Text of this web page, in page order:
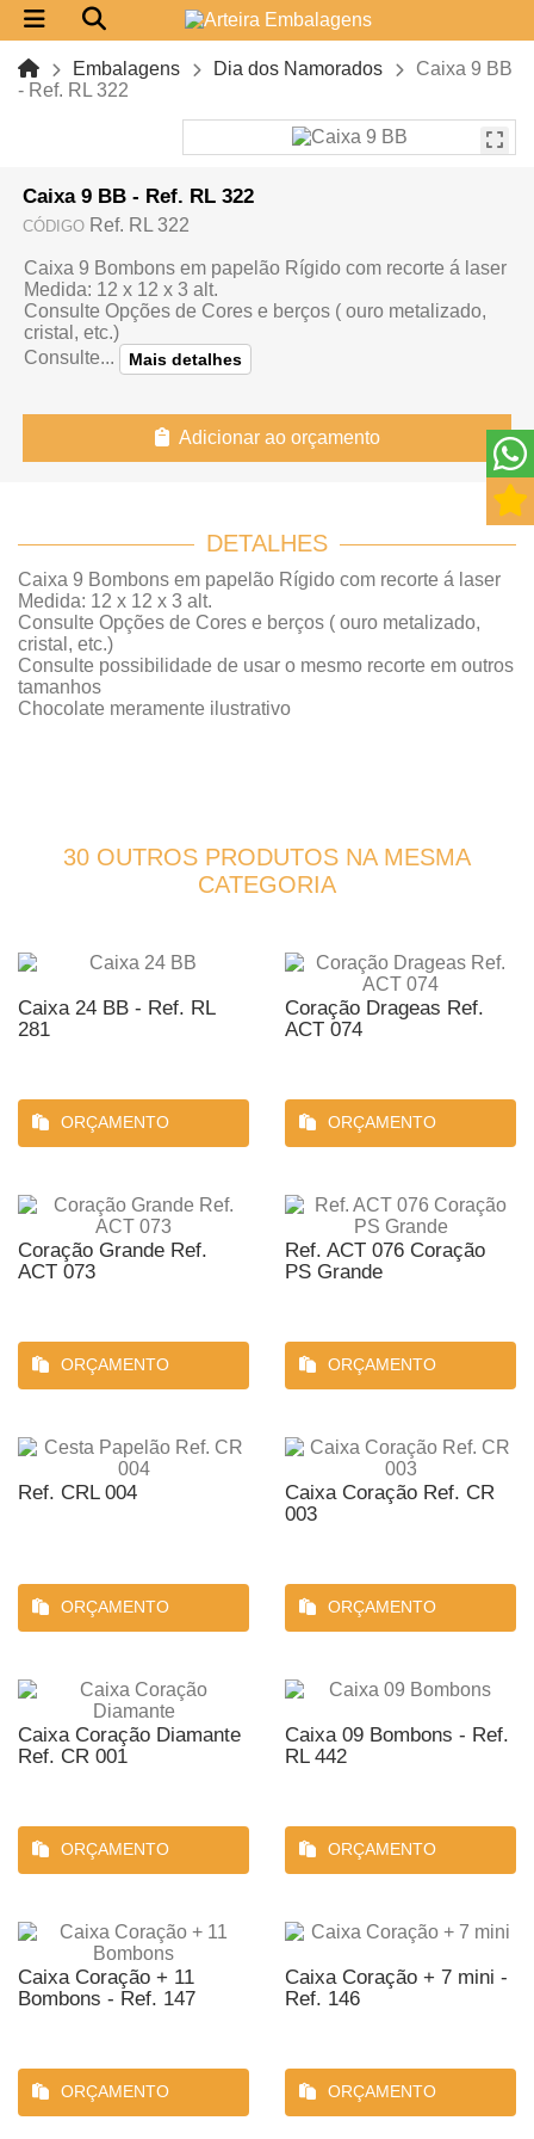
Embalagens Dia dos Namorados
Caixa 9 BB
- Ref. RL 322
Caixa 9 BB - Ref. RL 322
CÓDIGO Ref. RL 322
Caixa 9 Bombons em papelão Rígido com recorte á laser
Medida: 12 x 12 x 3 alt.
Consulte Opções de Cores e berços ( ouro metalizado,
cristal, etc.)
Consulte...
Mais detalhes
Adicionar ao orçamento
DETALHES
Caixa 9 Bombons em papelão Rígido com recorte á laser
Medida: 12 x 12 x 3 alt.
Consulte Opções de Cores e berços ( ouro metalizado,
cristal, etc.)
Consulte possibilidade de usar o mesmo recorte em outros
tamanhos
Chocolate meramente ilustrativo
30 OUTROS PRODUTOS NA MESMA
CATEGORIA
Caixa 24 BB - Ref. RL
281
ORÇAMENTO
Coração Drageas Ref.
ACT 074
ORÇAMENTO
Coração Grande Ref.
ACT 073
ORÇAMENTO
Ref. ACT 076 Coração
PS Grande
ORÇAMENTO
Ref. CRL 004
ORÇAMENTO
Caixa Coração Ref. CR
003
ORÇAMENTO
Caixa Coração Diamante
Ref. CR 001
ORÇAMENTO
Caixa 09 Bombons - Ref.
RL 442
ORÇAMENTO
Caixa Coração + 11
Bombons - Ref. 147
ORÇAMENTO
Caixa Coração + 7 mini -
Ref. 146
ORÇAMENTO